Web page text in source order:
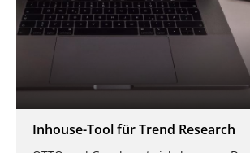
Inhouse-Tool für Trend Research